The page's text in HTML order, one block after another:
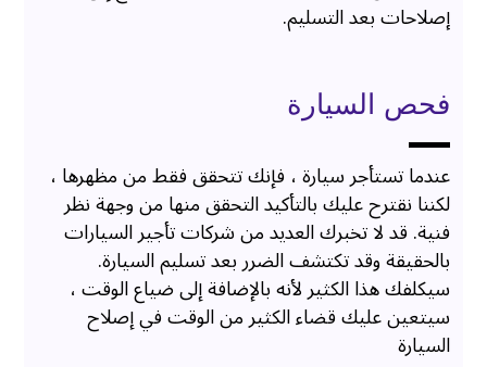
إصلاحات بعد التسليم.
فحص السيارة
عندما تستأجر سيارة ، فإنك تتحقق فقط من مظهرها ،
لكننا نقترح عليك بالتأكيد التحقق منها من وجهة نظر
فنية. قد لا تخبرك العديد من شركات تأجير السيارات
بالحقيقة وقد تكتشف الضرر بعد تسليم السيارة.
سيكلفك هذا الكثير لأنه بالإضافة إلى ضياع الوقت ،
سيتعين عليك قضاء الكثير من الوقت في إصلاح
السيارة